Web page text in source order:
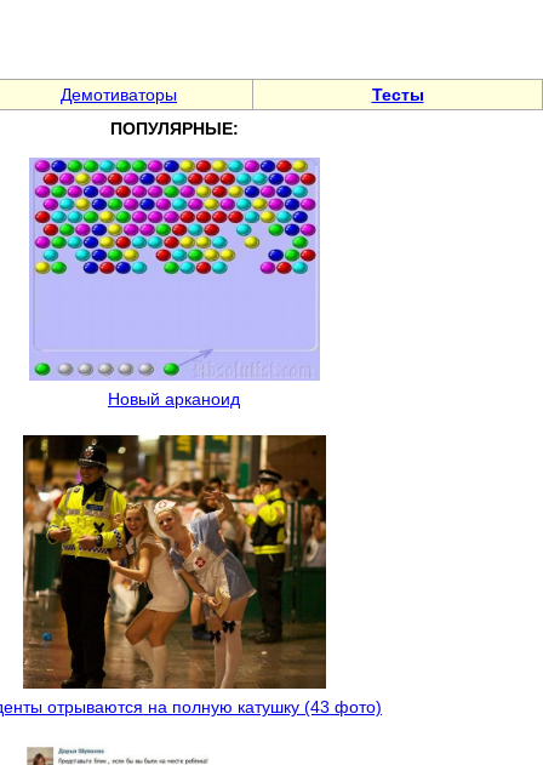
Демотиваторы
Тесты
ПОПУЛЯРНЫЕ:
Новый арканоид
отрываются на полную катушку (43 фото)